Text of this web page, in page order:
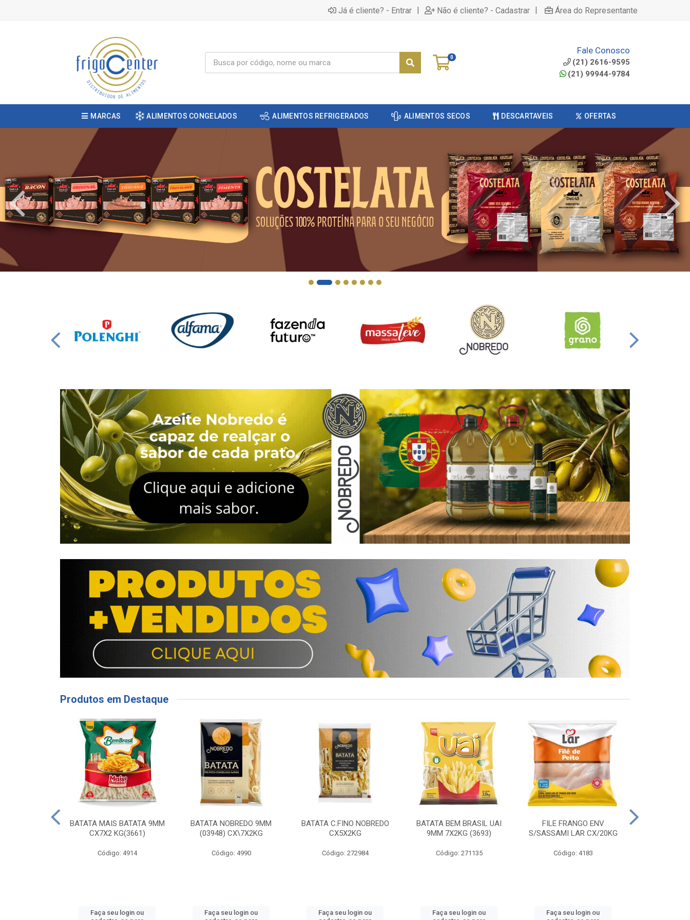
Já é cliente? - Entrar | Não é cliente? - Cadastrar | Área do Representante
0
Fale Conosco
(21) 2616-9595
(21) 99944-9784
MARCAS ALIMENTOS CONGELADOS ALIMENTOS REFRIGERADOS ALIMENTOS SECOS DESCARTAVEIS OFERTAS
Produtos em Destaque
BATATA MAIS BATATA 9MM
CX7X2 KG(3661)
Código: 4914
Faça seu login ou
BATATA NOBREDO 9MM
(03948) CX\7X2KG
Código: 4990
Faça seu login ou
BATATA C.FINO NOBREDO
CX5X2KG
Código: 272984
Faça seu login ou
BATATA BEM BRASIL UAI
9MM 7X2KG (3693)
Código: 271135
Faça seu login ou
FILE FRANGO ENV
S/SASSAMI LAR CX/20KG
Código: 4183
Faça seu login ou